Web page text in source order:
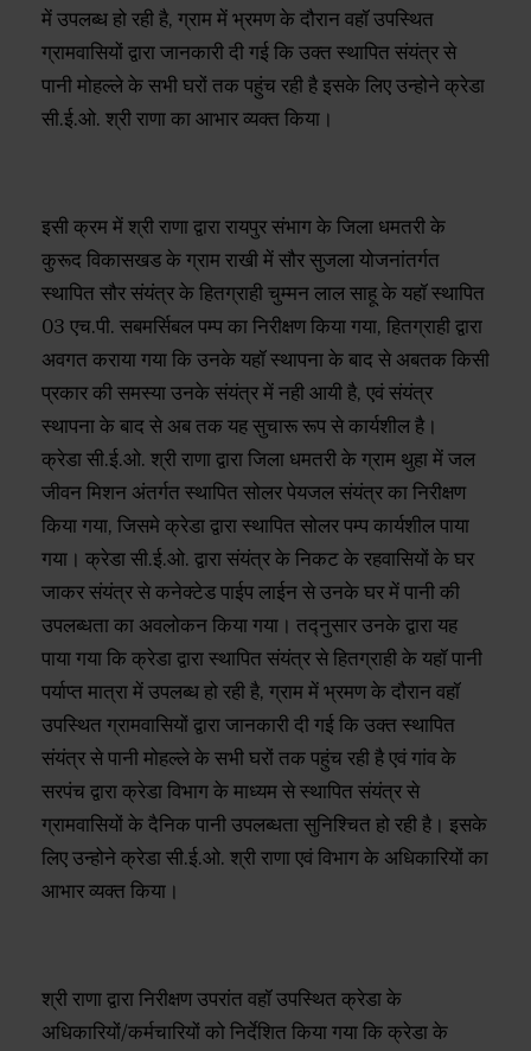
में उपलब्ध हो रही है, ग्राम में भ्रमण के दौरान वहॉ उपस्थित
ग्रामवासियों द्वारा जानकारी दी गई कि उक्त स्थापित संयंत्र से
पानी मोहल्ले के सभी घरों तक पहुंच रही है इसके लिए उन्होने क्रेडा
सी.ई.ओ. श्री राणा का आभार व्यक्त किया।
इसी क्रम में श्री राणा द्वारा रायपुर संभाग के जिला धमतरी के
कुरूद विकासखड के ग्राम राखी में सौर सुजला योजनांतर्गत
स्थापित सौर संयंत्र के हितग्राही चुम्मन लाल साहू के यहॉ स्थापित
03 एच.पी. सबमर्सिबल पम्प का निरीक्षण किया गया, हितग्राही द्वारा
अवगत कराया गया कि उनके यहॉ स्थापना के बाद से अबतक किसी
प्रकार की समस्या उनके संयंत्र में नही आयी है, एवं संयंत्र
स्थापना के बाद से अब तक यह सुचारू रूप से कार्यशील है।
क्रेडा सी.ई.ओ. श्री राणा द्वारा जिला धमतरी के ग्राम थुहा में जल
जीवन मिशन अंतर्गत स्थापित सोलर पेयजल संयंत्र का निरीक्षण
किया गया, जिसमे क्रेडा द्वारा स्थापित सोलर पम्प कार्यशील पाया
गया। क्रेडा सी.ई.ओ. द्वारा संयंत्र के निकट के रहवासियों के घर
जाकर संयंत्र से कनेक्टेड पाईप लाईन से उनके घर में पानी की
उपलब्धता का अवलोकन किया गया। तद्नुसार उनके द्वारा यह
पाया गया कि क्रेडा द्वारा स्थापित संयंत्र से हितग्राही के यहॉ पानी
पर्याप्त मात्रा में उपलब्ध हो रही है, ग्राम में भ्रमण के दौरान वहॉ
उपस्थित ग्रामवासियों द्वारा जानकारी दी गई कि उक्त स्थापित
संयंत्र से पानी मोहल्ले के सभी घरों तक पहुंच रही है एवं गांव के
सरपंच द्वारा क्रेडा विभाग के माध्यम से स्थापित संयंत्र से
ग्रामवासियों के दैनिक पानी उपलब्धता सुनिश्चित हो रही है। इसके
लिए उन्होने क्रेडा सी.ई.ओ. श्री राणा एवं विभाग के अधिकारियों का
आभार व्यक्त किया।
श्री राणा द्वारा निरीक्षण उपरांत वहॉ उपस्थित क्रेडा के
अधिकारियों/कर्मचारियों को निर्देशित किया गया कि क्रेडा के